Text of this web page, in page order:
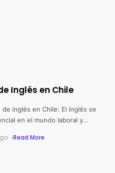
Inglés en Chile
inglés en Chile: El inglés se
en el mundo laboral y
Read More